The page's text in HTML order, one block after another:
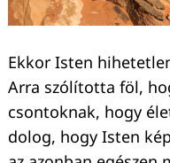
Ekkor Isten
Arra szólította föl,
csontoknak, hogy
dolog, hogy Isten